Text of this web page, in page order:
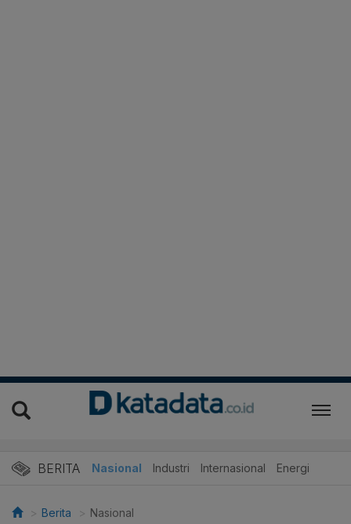
BERITA Nasional Industri Internasional Energi
Berita Nasional